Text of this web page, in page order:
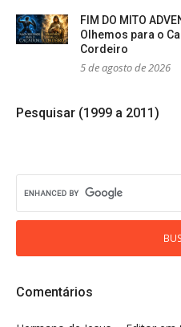
FIM DO MITO
Olhemos para o
Cordeiro
5 de agosto de 2026
Pesquisar (1999 a 2011)
Comentários